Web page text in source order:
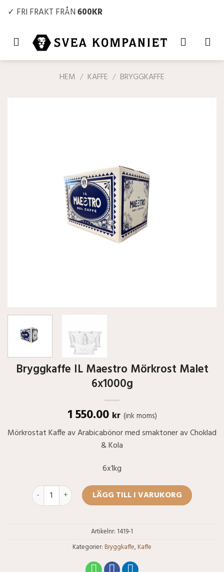
✓ FRI FRAKT FRÅN600KR
HEM / KAFFE / BRYGGKAFFE
Bryggkaffe IL Maestro Mörkrost Malet
6x1000g
1 550.00 kr (ink moms)
Mörkrostat Kaffe av Arabicabönor med smaktoner av Choklad
& Kola
6x1kg
Bryggkaffe IL Maestro Mörkrost Malet 6x1000g mängd
LÄGG TILL I VARUKORG
Artikelnr: 1419-1
Kategorier: Bryggkaffe,Kaffe